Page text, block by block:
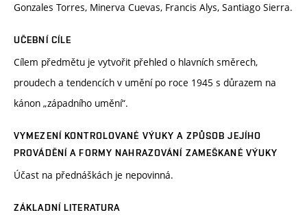
Gonzales Torres, Minerva Cuevas, Francis Alys, Santiago Sierra.
UČEBNÍ CÍLE
Cílem předmětu je vytvořit přehled o hlavních směrech,
proudech a tendencích v umění po roce 1945 s důrazem na
kánon „západního umění“.
VYMEZENÍ KONTROLOVANÉ VÝUKY A ZPŮSOB JEJÍHO
PROVÁDĚNÍ A FORMY NAHRAZOVÁNÍ ZAMEŠKANÉ VÝUKY
Účast na přednáškách je nepovinná.
ZÁKLADNÍ LITERATURA